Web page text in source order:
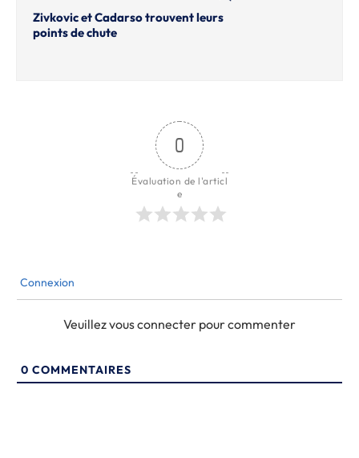
Zivkovic et Cadarso trouvent leurs
points de chute
0
Évaluation de l'articl
e
Connexion
Veuillez vous connecter pour commenter
0 COMMENTAIRES